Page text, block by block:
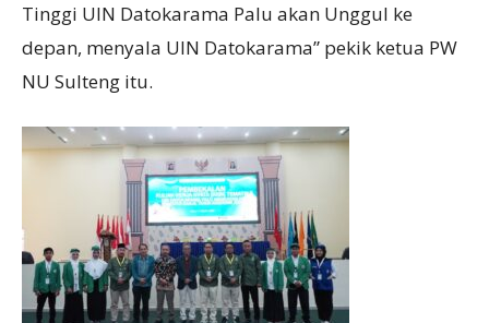
Tinggi UIN Datokarama Palu akan Unggul ke
depan, menyala UIN Datokarama” pekik ketua PW
NU Sulteng itu.